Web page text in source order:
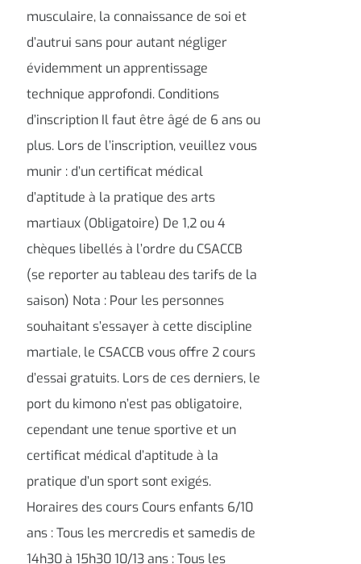
musculaire, la connaissance de soi et
d’autrui sans pour autant négliger
évidemment un apprentissage
technique approfondi. Conditions
d’inscription Il faut être âgé de 6 ans ou
plus. Lors de l’inscription, veuillez vous
munir : d’un certificat médical
d’aptitude à la pratique des arts
martiaux (Obligatoire) De 1,2 ou 4
chèques libellés à l’ordre du CSACCB
(se reporter au tableau des tarifs de la
saison) Nota : Pour les personnes
souhaitant s’essayer à cette discipline
martiale, le CSACCB vous offre 2 cours
d’essai gratuits. Lors de ces derniers, le
port du kimono n’est pas obligatoire,
cependant une tenue sportive et un
certificat médical d’aptitude à la
pratique d’un sport sont exigés.
Horaires des cours Cours enfants 6/10
ans : Tous les mercredis et samedis de
14h30 à 15h30 10/13 ans : Tous les